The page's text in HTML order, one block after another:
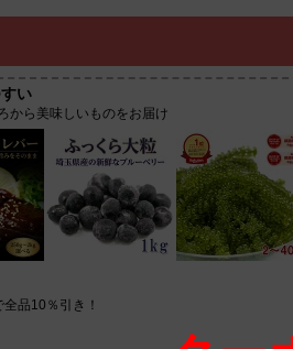
い
から美味しいものをお届け
品10％引き！